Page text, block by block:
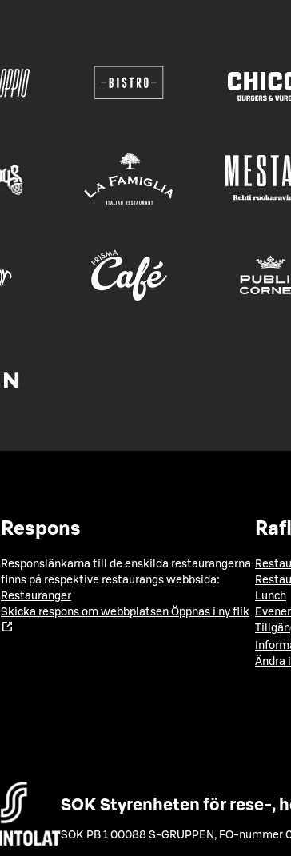
Respons
Responslänkarna till de enskilda restaurangerna
finns på respektive restaurangs webbsida:
Restauranger
Skicka respons om webbplatsen Öppnas i ny flik
Lunch
Ändra
SOK Styrenheten för rese-,
SOK PB 1 00088 S-GRUPPEN , FO-nummer